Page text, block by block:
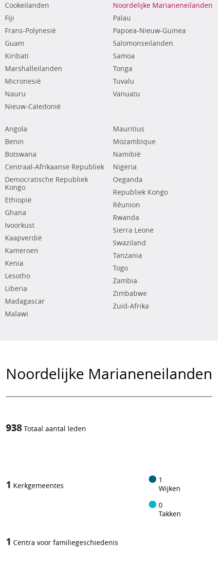
Cookeilanden
Fiji
Frans-Polynesië
Guam
Kiribati
Marshalleilanden
Micronesië
Nauru
Nieuw-Caledonië
Noordelijke Marianeneilanden
Palau
Papoea-Nieuw-Guinea
Salomonseilanden
Samoa
Tonga
Tuvalu
Vanuatu
Angola
Benin
Botswana
Centraal-Afrikaanse Republiek
Democratische Republiek
Kongo
Ethiopië
Ghana
Ivoorkust
Kaapverdië
Kameroen
Kenia
Lesotho
Liberia
Madagascar
Malawi
Mauritius
Mozambique
Namibië
Nigeria
Oeganda
Republiek Kongo
Réunion
Rwanda
Sierra Leone
Swaziland
Tanzania
Togo
Zambia
Zimbabwe
Zuid-Afrika
Noordelijke Marianeneilanden
938 Totaal aantal leden
1 Kerkgemeentes
1
Wijken
0
Takken
1 Centra voor familiegeschiedenis